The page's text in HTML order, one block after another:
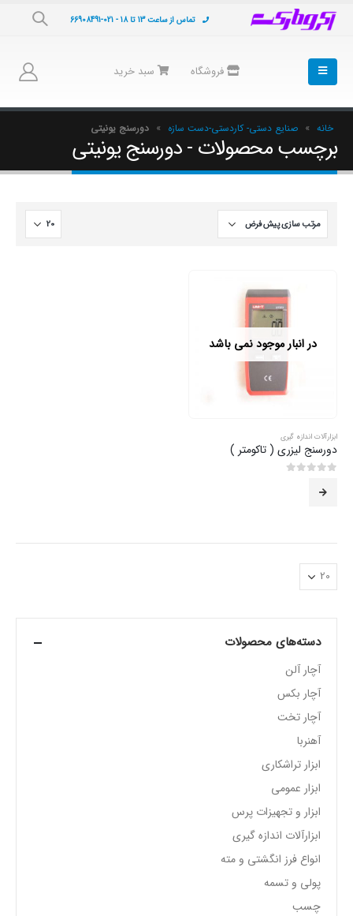
تماس از ساعت 13 تا 18 - 021-66908491
فروشگاه سبد خرید
خانه » صنایع دستی- کاردستی-دست سازه » دورسنج یونیتی
برچسب محصولات - دورسنج یونیتی
در انبار موجود نمی باشد
ابزارآلات اندازه گیری
دورسنج لیزری ( تاکومتر )
دسته‌های محصولات
آچار آلن
آچار بکس
آچار تخت
آهنربا
ابزار تراشکاری
ابزار عمومی
ابزار و تجهیزات پرس
ابزارآلات اندازه گیری
انواع فرز انگشتی و مته
پولی و تسمه
چسب